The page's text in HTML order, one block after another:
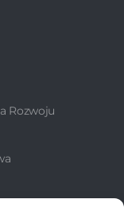
Rozwoju